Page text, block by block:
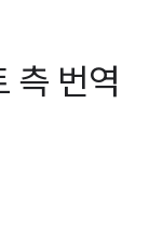
측 번역